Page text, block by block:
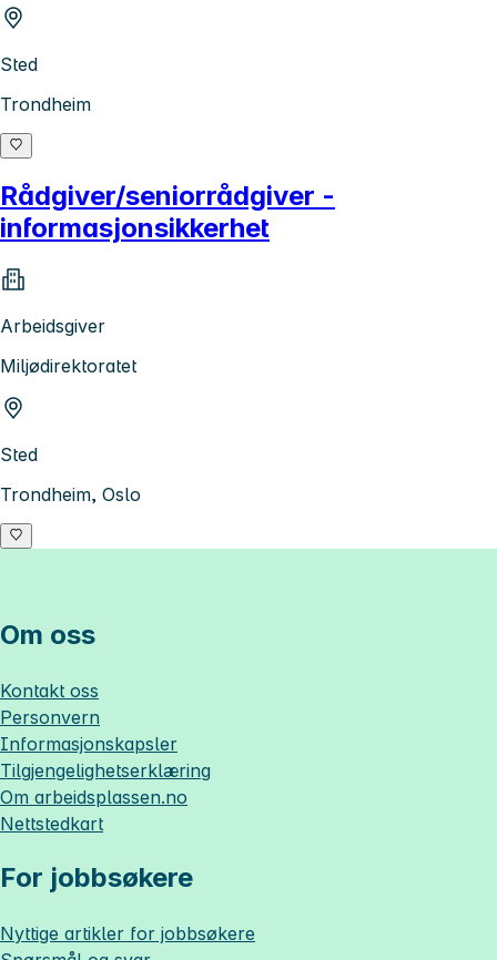
Sted
Trondheim
Rådgiver/seniorrådgiver -
informasjonsikkerhet
Arbeidsgiver
Miljødirektoratet
Sted
Trondheim, Oslo
Om oss
Kontakt oss
Personvern
Informasjonskapsler
Tilgjengelighetserklæring
Om arbeidsplassen.no
Nettstedkart
For jobbsøkere
Nyttige artikler for jobbsøkere